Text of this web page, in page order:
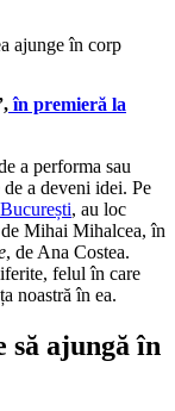
în premieră la
a performa sau
a deveni idei. Pe
, au loc
Mihai Mihalcea, în
, de Ana Costea.
felul în care
noastră în ea.
ajungă în